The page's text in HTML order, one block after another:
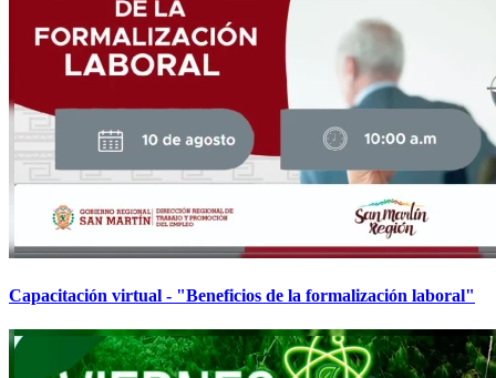
Capacitación virtual - "Beneficios de la formalización laboral"